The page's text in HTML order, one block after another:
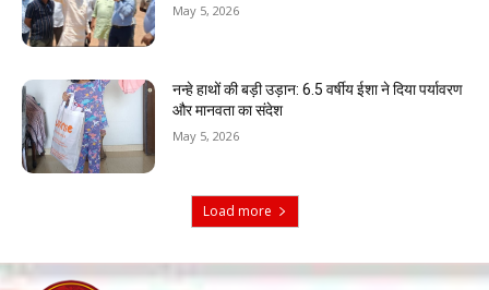
May 5, 2026
नन्हे हाथों की बड़ी उड़ान: 6.5 वर्षीय ईशा ने दिया पर्यावरण
और मानवता का संदेश
May 5, 2026
Load more